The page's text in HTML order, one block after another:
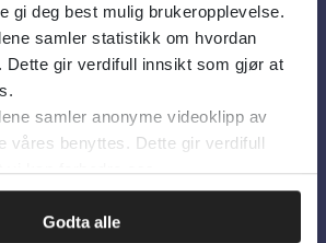
gi deg best mulig brukeropplevelse.
samler statistikk om hvordan
Dette gir verdifull innsikt som gjør at
samler anonyme videoklipp av
våres benyttes. Dette gir verdifull
vi kan forbedre oss.
Godta alle
informasjonskapsler
English